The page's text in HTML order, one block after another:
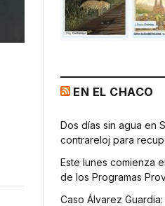
EN EL CHACO
Dos días sin agua en
contrareloj para
Este lunes comienza
de los Programas
Caso Álvarez